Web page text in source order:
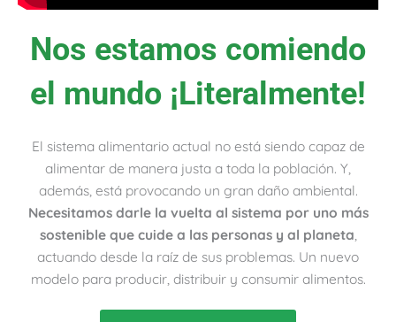
Nos estamos comiendo
el mundo ¡Literalmente!
El sistema alimentario actual no está siendo capaz de
alimentar de manera justa a toda la población. Y,
además, está provocando un gran daño ambiental.
Necesitamos darle la vuelta al sistema por uno más
sostenible que cuide a las personas y al planeta
actuando desde la raíz de sus problemas. Un nuevo
modelo para producir, distribuir y consumir alimentos.